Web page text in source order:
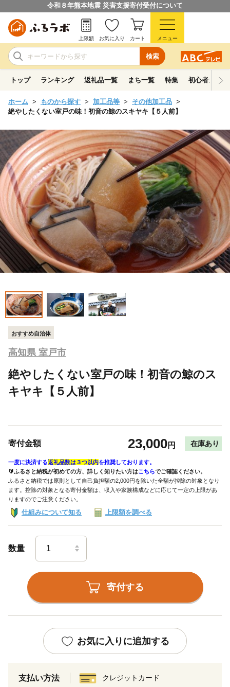
令和８年熊本地震 災害支援寄付受付について
検索
上限額 お気に入り カート メニュー
トップ ランキング 返礼品一覧 まち一覧 特集 初心者ガイド
ホーム ものから探す 加工品等
その他加工品
絶やしたくない室戸の味！初音の鯨のスキヤキ【５人前】
おすすめ自治体
高知県 室戸市
絶やしたくない室戸の味！初音の鯨のス
キヤキ【５人前】
寄付金額 23,000円 在庫あり
一度に決済する返礼品数は３つ以内を推奨しております。
🔰ふるさと納税が初めての方、詳しく知りたい方はこちらでご確認ください。
ふるさと納税では原則として自己負担額の2,000円を除いた全額が控除の対象となり
ます。控除の対象となる寄付金額は、収入や家族構成などに応じて一定の上限があ
りますのでご注意ください。
仕組みについて知る 上限額を調べる
数量
寄付する
お気に入りに追加する
支払い方法 クレジットカード